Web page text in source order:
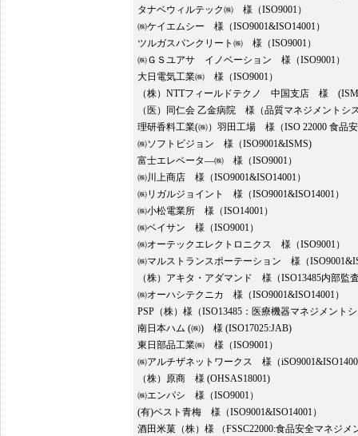
タナベウィルテック㈱ 様（ISO9001）
㈱ケイエムシー 様（ISO9001&ISO14001）
ツルガスパンクリート㈱ 様（ISO9001）
㈱ＧＳユアサ イノベーション 様（ISO9001）
大日電気工業㈱ 様（ISO9001）
（株）NTTフィールドテクノ 中国支店 様
（医）同仁会 乙金病院 様（品質マネジメントシ
理研香料工業(㈱）羽田工場 様（ISO 22000 食品
㈱ソフトビジョン 様（ISO9001&ISMS)
富士エレベータ―㈱ 様（ISO9001）
㈱川上商店 様（ISO9001&ISO14001）
㈱リガルジョイント 様（ISO9001&ISO14001）
㈱小松電業所 様（ISO14001）
㈱ベイサン 様（ISO9001）
㈱オーテックエレクトロニクス 様（ISO9001）
㈱マルストランスポーテーション 様（
（株）アキタ・アダマンド 様（ISO13485内部監
㈱オーハシテクニカ 様（ISO9001&ISO14001）
PSP（株）様（ISO13485：医療機器マネジメント
南日本ハム (㈱) 様 (ISO17025:JAB)
東日部品工業㈱ 様（ISO9001）
㈱アルチザネットワークス 様（
（株）原商 様 (OHSAS18001)
㈱エンパシ 様（ISO9001）
(有)ベスト青梅 様（ISO9001&ISO14001）
酒田米菓（株）様 （FSSC22000:食品安全マネジメ